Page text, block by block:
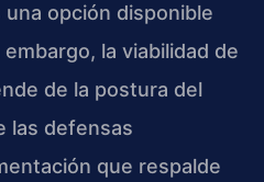
opción disponible
la viabilidad de
de la postura del
las defensas
que respalde